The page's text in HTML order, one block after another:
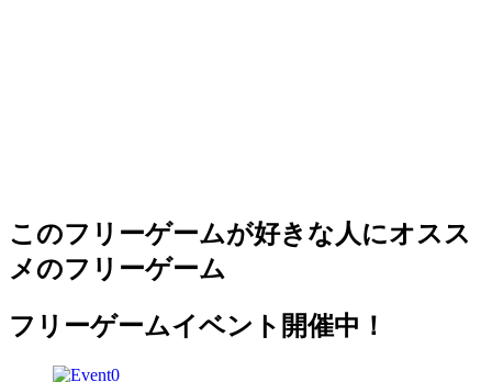
このフリーゲームが好きな人にオスス
メのフリーゲーム
フリーゲームイベント開催中！